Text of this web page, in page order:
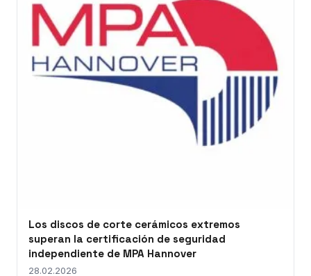
Los discos de corte cerámicos extremos
superan la certificación de seguridad
independiente de MPA Hannover
28.02.2026